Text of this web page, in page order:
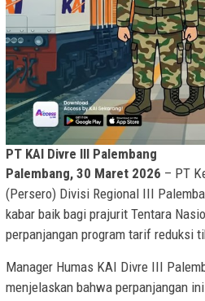
PT KAI Divre III Palembang
Palembang, 30 Maret 2026 – PT
(Persero) Divisi Regional III
kabar baik bagi prajurit Tentara
perpanjangan program tarif reduksi
Manager Humas KAI Divre III
menjelaskan bahwa perpanjangan